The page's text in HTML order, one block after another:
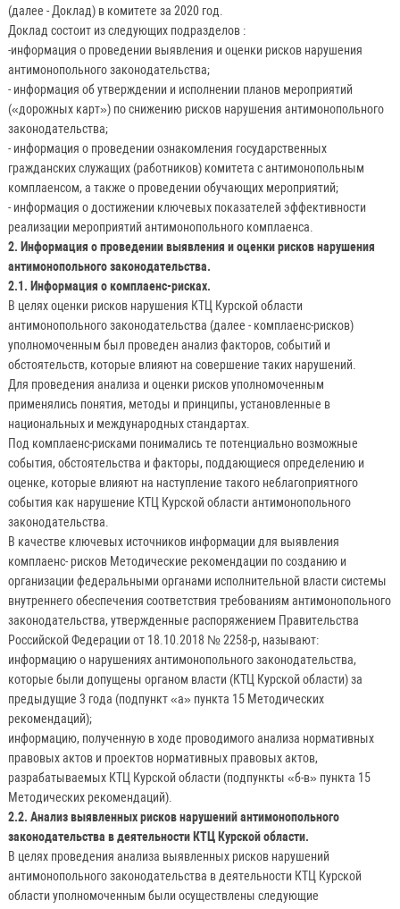
(далее - Доклад) в комитете за 2020 год.
Доклад состоит из следующих подразделов :
-информация о проведении выявления и оценки рисков нарушения
антимонопольного законодательства;
- информация об утверждении и исполнении планов мероприятий
(«дорожных карт») по снижению рисков нарушения антимонопольного
законодательства;
- информация о проведении ознакомления государственных
гражданских служащих (работников) комитета с антимонопольным
комплаенсом, а также о проведении обучающих мероприятий;
- информация о достижении ключевых показателей эффективности
реализации мероприятий антимонопольного комплаенса.
2. Информация о проведении выявления и оценки рисков нарушения
антимонопольного законодательства.
2.1. Информация о комплаенс-рисках.
В целях оценки рисков нарушения КТЦ Курской области
антимонопольного законодательства (далее - комплаенс-рисков)
уполномоченным был проведен анализ факторов, событий и
обстоятельств, которые влияют на совершение таких нарушений.
Для проведения анализа и оценки рисков уполномоченным
применялись понятия, методы и принципы, установленные в
национальных и международных стандартах.
Под комплаенс-рисками понимались те потенциально возможные
события, обстоятельства и факторы, поддающиеся определению и
оценке, которые влияют на наступление такого неблагоприятного
события как нарушение КТЦ Курской области антимонопольного
законодательства.
В качестве ключевых источников информации для выявления
комплаенс- рисков Методические рекомендации по созданию и
организации федеральными органами исполнительной власти системы
внутреннего обеспечения соответствия требованиям антимонопольного
законодательства, утвержденные распоряжением Правительства
Российской Федерации от 18.10.2018 № 2258-р, называют:
информацию о нарушениях антимонопольного законодательства,
которые были допущены органом власти (КТЦ Курской области) за
предыдущие 3 года (подпункт «а» пункта 15 Методических
рекомендаций);
информацию, полученную в ходе проводимого анализа нормативных
правовых актов и проектов нормативных правовых актов,
разрабатываемых КТЦ Курской области (подпункты «б-в» пункта 15
Методических рекомендаций).
2.2. Анализ выявленных рисков нарушений антимонопольного
законодательства в деятельности КТЦ Курской области.
В целях проведения анализа выявленных рисков нарушений
антимонопольного законодательства в деятельности КТЦ Курской
области уполномоченным были осуществлены следующие